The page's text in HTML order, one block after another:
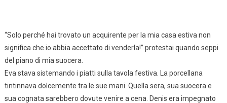
“Solo perché hai trovato un acquirente per la mia casa estiva non
significa che io abbia accettato di venderla!” protestai quando seppi
del piano di mia suocera.
Eva stava sistemando i piatti sulla tavola festiva. La porcellana
tintinnava dolcemente tra le sue mani. Quella sera, sua suocera e
sua cognata sarebbero dovute venire a cena. Denis era impegnato